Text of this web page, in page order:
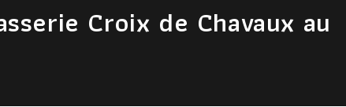
Croix de Chavaux au